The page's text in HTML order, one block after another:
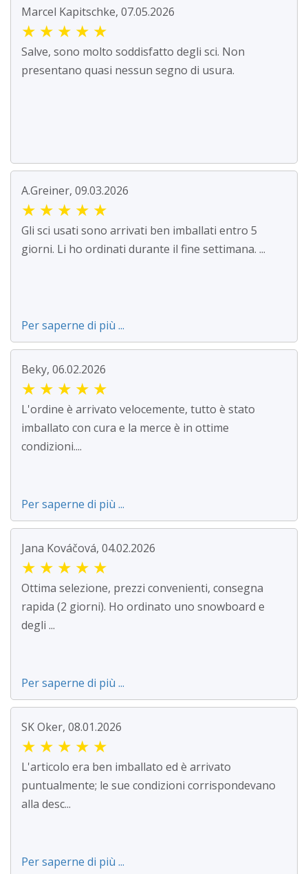
Marcel Kapitschke, 07.05.2026
★ ★ ★ ★ ★
Salve, sono molto soddisfatto degli sci. Non
presentano quasi nessun segno di usura.
A.Greiner, 09.03.2026
★ ★ ★ ★ ★
Gli sci usati sono arrivati ben imballati entro 5
giorni. Li ho ordinati durante il fine settimana. ...
Per saperne di più ...
Beky, 06.02.2026
★ ★ ★ ★ ★
L'ordine è arrivato velocemente, tutto è stato
imballato con cura e la merce è in ottime
condizioni....
Per saperne di più ...
Jana Kováčová, 04.02.2026
★ ★ ★ ★ ★
Ottima selezione, prezzi convenienti, consegna
rapida (2 giorni). Ho ordinato uno snowboard e
degli ...
Per saperne di più ...
SK Oker, 08.01.2026
★ ★ ★ ★ ★
L'articolo era ben imballato ed è arrivato
puntualmente; le sue condizioni corrispondevano
alla desc...
Per saperne di più ...